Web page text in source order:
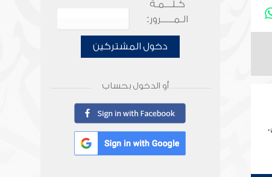
كـلـــمـة
الـمـــــرور:
دخول المشتركين
أو الدخول بحساب